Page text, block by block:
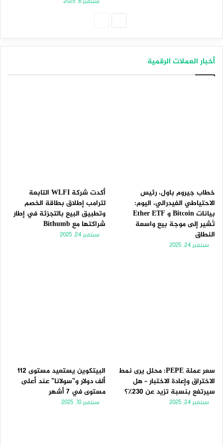
أخبار العملات الرقمية
خطاب جيروم باول، رئيس
الاحتياطي الفيدرالي، اليوم:
بيانات Bitcoin و Ether ETF
تُشير إلى موجة بيع واسعة
النطاق
سبتمبر 24, 2025
أكدت شركة WLFI التابعة
لترامب إطلاق بطاقة الخصم
وتطبيق البيع بالتجزئة في إطار
شراكتها مع Bithumb
سبتمبر 24, 2025
سعر عملة PEPE: محلل يرى نمط
الاختراق وإعادة الاختبار – هل
سيرتفع بنسبة تزيد عن 230٪؟
سبتمبر 24, 2025
البيتكوين يستعيد مستوى 112
ألف دولار و”سولانا” عند أعلى
مستوى في 7 أشهر
سبتمبر 10, 2025